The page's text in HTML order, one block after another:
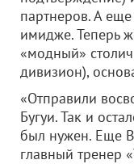
партнеров. А
имидже. Теперь
«модный»
дивизион),
«Отправили
Бугуи. Так и
был нужен. Еще
главный тренер